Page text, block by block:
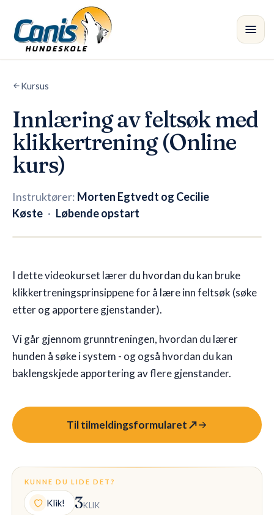
Spring til hovedindholdet
Kursus
Afdelinger
Instruktører
Blog
Kursus
Innlæring av feltsøk med
klikkertrening (Online
kurs)
Instruktører: Morten Egtvedt og Cecilie
Køste · Løbende opstart
I dette videokurset lærer du hvordan du kan bruke
klikkertreningsprinsippene for å lære inn feltsøk (søke
etter og apportere gjenstander).
Vi går gjennom grunntreningen, hvordan du lærer
hunden å søke i system - og også hvordan du kan
baklengskjede apportering av flere gjenstander.
Til tilmeldingsformularet ↗
KUNNE DU LIDE DET?
Klik! 3 KLIK